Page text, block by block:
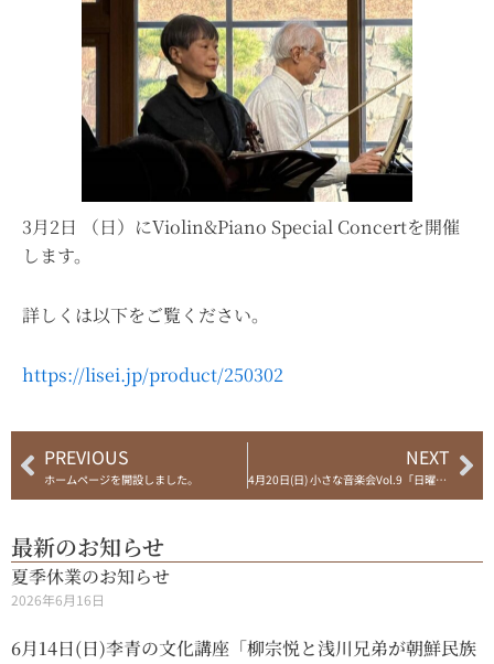
3月2日 （日）にViolin&Piano Special Concertを開催
します。
詳しくは以下をご覧ください。
https://lisei.jp/product/250302
Prev
PREVIOUS
ホームページを開設しました。
NEXT
4月20日(日) 小さな音楽会Vol.9「日曜日のジャズ」を開催いたします
最新のお知らせ
夏季休業のお知らせ
2026年6月16日
6月14日(日)李青の文化講座「柳宗悦と浅川兄弟が朝鮮民族